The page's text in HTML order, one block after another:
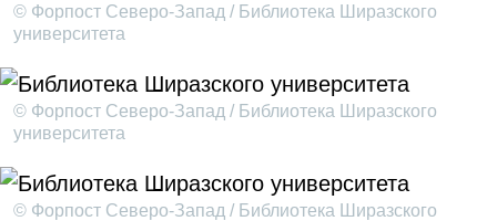
© Форпост Северо-Запад / Библиотека Ширазского
университета
© Форпост Северо-Запад / Библиотека Ширазского
университета
© Форпост Северо-Запад / Библиотека Ширазского